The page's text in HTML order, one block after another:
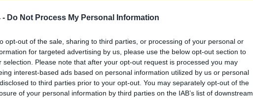
- Do Not Process My Personal Information
opt-out of the sale, sharing to third parties, or processing of your personal or
for targeted advertising by us, please use the below opt-out section to
selection. Please note that after your opt-out request is processed you may
interest-based ads based on personal information utilized by us or personal
to third parties prior to your opt-out. You may separately opt-out of the
of your personal information by third parties on the IAB’s list of downstream